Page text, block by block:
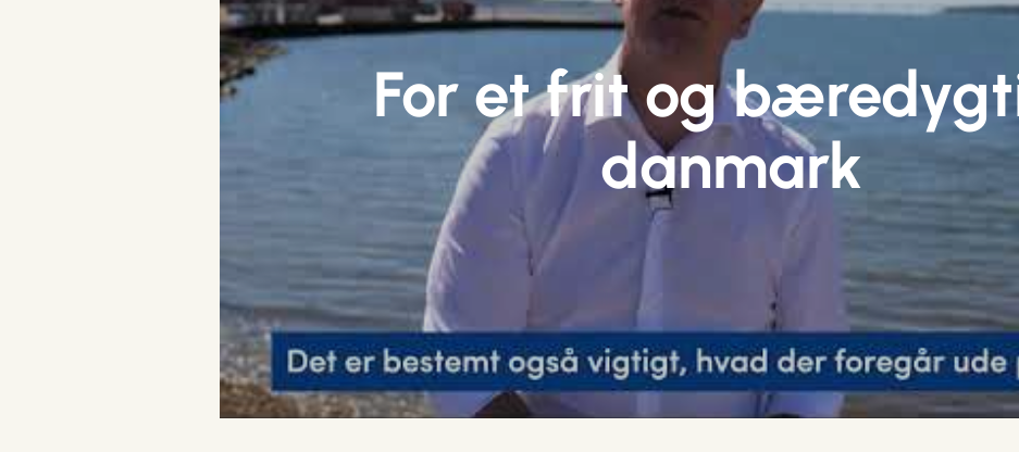
For et frit og
danmark